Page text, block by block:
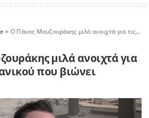
> Ο Πάνος Μουζουράκης μιλά ανοιχτά για τις κρίσεις πανικού που βιώνει
μιλά ανοιχτά για
που βιώνει